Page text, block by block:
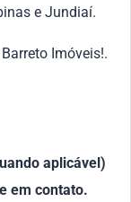
e Jundiaí.
Imóveis!.
aplicável)
em contato.